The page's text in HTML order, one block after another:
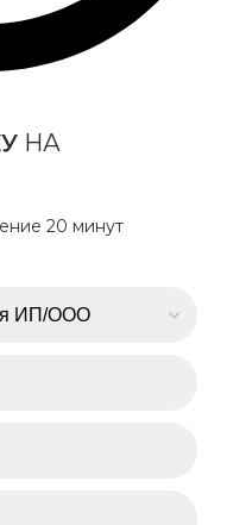
НА
20 минут